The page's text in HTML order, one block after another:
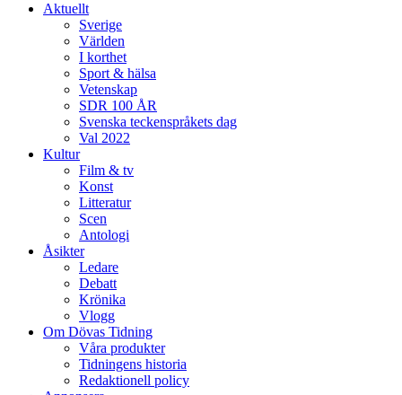
Aktuellt
Sverige
Världen
I korthet
Sport & hälsa
Vetenskap
SDR 100 ÅR
Svenska teckenspråkets dag
Val 2022
Kultur
Film & tv
Konst
Litteratur
Scen
Antologi
Åsikter
Ledare
Debatt
Krönika
Vlogg
Om Dövas Tidning
Våra produkter
Tidningens historia
Redaktionell policy